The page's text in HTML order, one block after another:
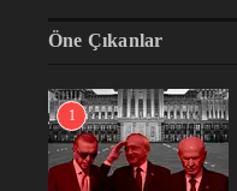
Öne Çıkanlar
1